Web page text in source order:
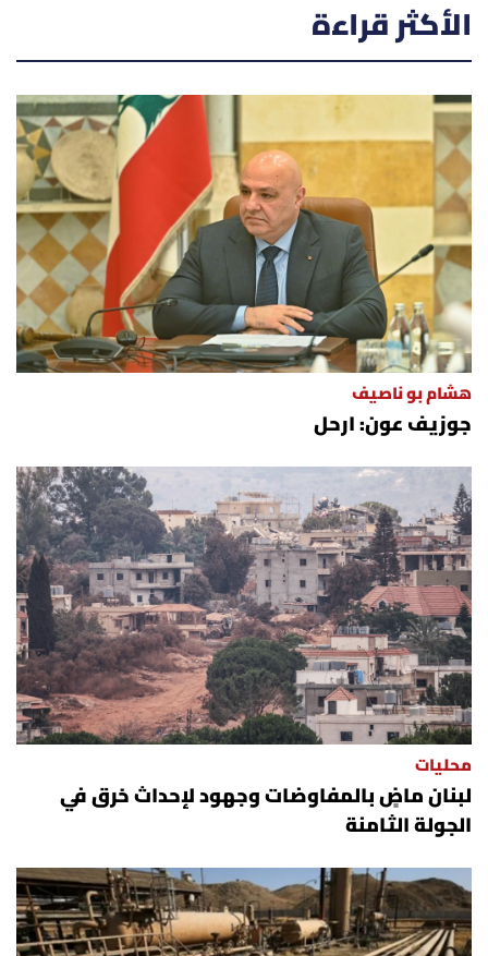
الأكثر قراءة
هشام بو ناصيف
جوزيف عون: ارحل
محليات
لبنان ماضٍ بالمفاوضات وجهود لإحداث خرق في
الجولة الثامنة